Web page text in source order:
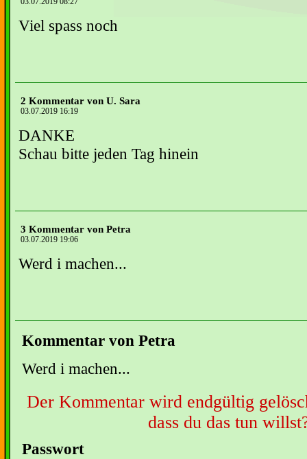
Viel spass noch
2 Kommentar von U. Sara
03.07.2019 16:19
DANKE
Schau bitte jeden Tag hinein
3 Kommentar von Petra
03.07.2019 19:06
Werd i machen...
Kommentar von Petra
Werd i machen...
Der Kommentar wird endgültig
dass du das tun
Passwort